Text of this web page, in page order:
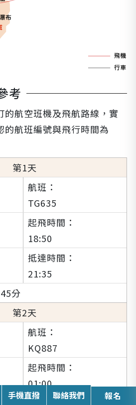
報名
考
的航空班機及飛航路線，實
的航班編號與飛行時間為
1
TG635
18:50
21:35
分
2
KQ887
01:00
手機直撥 聯絡我們